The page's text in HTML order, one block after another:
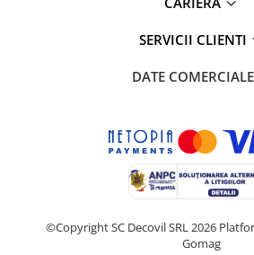
SERVICII CLIENTI
DATE COMERCIALE
©Copyright SC Decovil SRL 2026
Gomag